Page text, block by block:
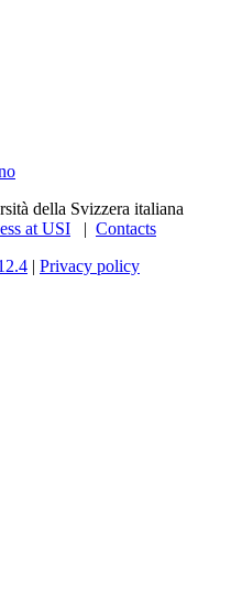
della Svizzera italiana
at USI | Contacts
| Privacy policy